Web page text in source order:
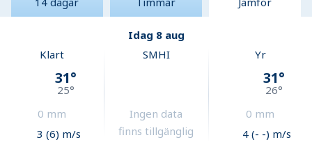
Idag 8 aug
Klart
31°
25°
0 mm
3 (6) m/s
SMHI
Ingen data
finns tillgänglig
Yr
31°
26°
0 mm
4 (- -) m/s